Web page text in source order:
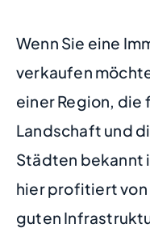
Wenn Sie eine
verkaufen
einer Region, die
Landschaft und
Städten bekannt
hier profitiert
guten